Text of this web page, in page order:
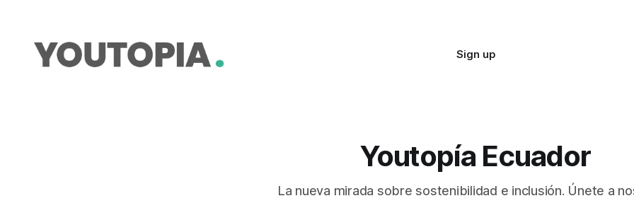
Sign up
Youtopía Ecuador
La nueva mirada sobre sostenibilidad e inclusión. Únete a